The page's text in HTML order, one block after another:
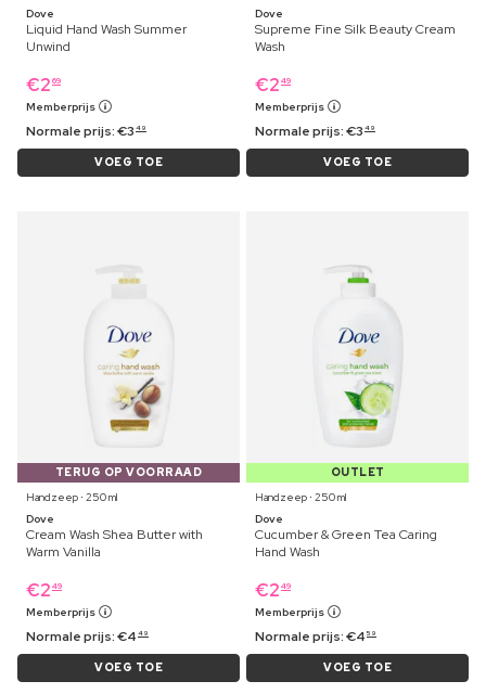
Dove
Liquid Hand Wash Summer
Unwind
€2 69
Memberprijs
Normale prijs:€3 49
VOEG TOE
Dove
Supreme Fine Silk Beauty Cream
Wash
€2 49
Memberprijs
Normale prijs:€3 49
VOEG TOE
TERUG OP VOORRAAD
Handzeep ⋅ 250 ml
Dove
Cream Wash Shea Butter with
Warm Vanilla
€2 49
Memberprijs
Normale prijs:€4 49
VOEG TOE
OUTLET
Handzeep ⋅ 250 ml
Dove
Cucumber & Green Tea Caring
Hand Wash
€2 49
Memberprijs
Normale prijs:€4 59
VOEG TOE